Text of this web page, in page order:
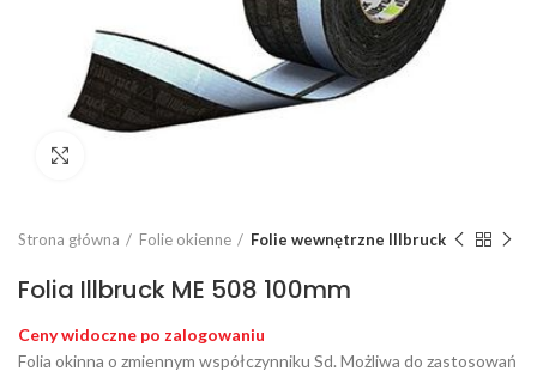
Strona główna Folie okienne Folie wewnętrzne Illbruck
Folia Illbruck ME 508 100mm
Ceny widoczne po zalogowaniu
Folia okinna o zmiennym współczynniku Sd. Możliwa do zastosowań